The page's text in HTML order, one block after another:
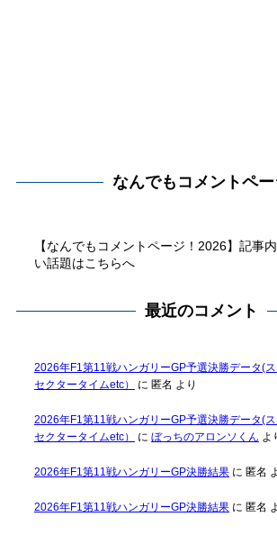
なんでもコメントペ
【なんでもコメントページ！2026】記事
い話題はこちらへ
最近のコメント
2026年F1第11戦ハンガリーGP予選決勝データ(ス
セクタータイムetc）
に 匿名 より
2026年F1第11戦ハンガリーGP予選決勝データ(ス
セクタータイムetc）
に ぼっちのアロンソくん よ
2026年F1第11戦ハンガリーGP決勝結果に 匿名
2026年F1第11戦ハンガリーGP決勝結果に 匿名